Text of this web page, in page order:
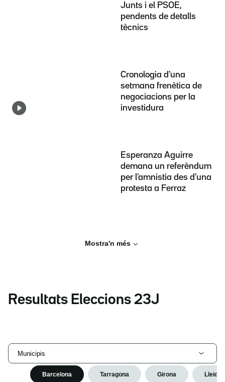
Junts i el PSOE,
pendents de detalls
tècnics
Cronologia d'una
setmana frenètica de
negociacions per la
investidura
Esperanza Aguirre
demana un referèndum
per l'amnistia des d'una
protesta a Ferraz
Mostra'n més
Resultats Eleccions 23J
Municipis
Barcelona Tarragona Girona Lleida